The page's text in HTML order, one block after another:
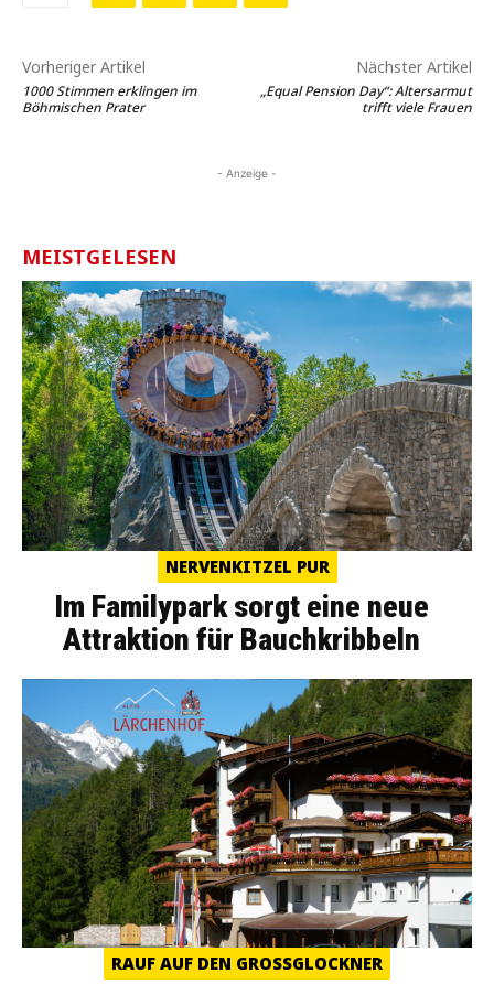
Vorheriger Artikel
1000 Stimmen erklingen im
Böhmischen Prater
Nächster Artikel
„Equal Pension Day“: Altersarmut
trifft viele Frauen
- Anzeige -
MEISTGELESEN
NERVENKITZEL PUR
Im Familypark sorgt eine neue
Attraktion für Bauchkribbeln
RAUF AUF DEN GROSSGLOCKNER